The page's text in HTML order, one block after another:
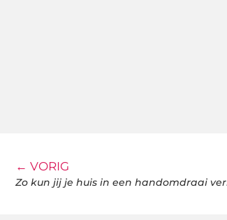
← VORIG
Zo kun jij je huis in een handomdraai